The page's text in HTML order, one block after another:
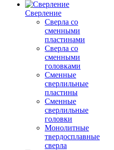
Сверление
Сверла со
сменными
пластинами
Сверла со
сменными
головками
Сменные
сверлильные
пластины
Сменные
сверлильные
головки
Монолитные
твердосплавные
сверла